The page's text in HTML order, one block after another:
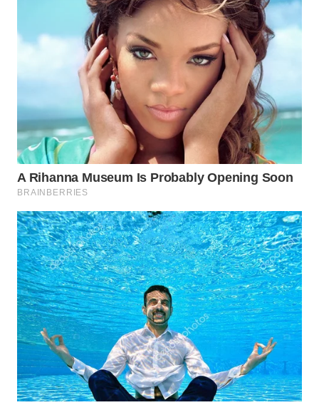
WN
PURWAKARTA
PRIANGAN
TIMUR
WN
SEMARANG
WN
SOLO
WN
BOROBUDUR
WN
MADURA
WN
SURABAYA